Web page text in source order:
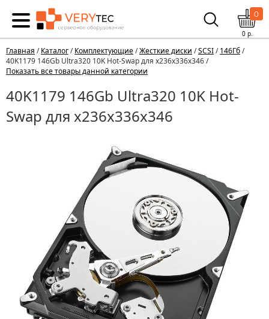
0
0р.
Главная /Каталог/Комплектующие/Жесткие диски /SCSI/146Гб/
40K1179 146Gb Ultra320 10K Hot-Swap для x236x336x346 /
Показать все товары данной категории
40K1179 146Gb Ultra320 10K Hot-
Swap для x236x336x346